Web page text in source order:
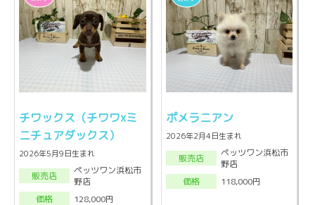
チワックス（チワワxミ
ニチュアダックス）
2026年5月9日生まれ
販売店
ペッツワン浜松市
野店
価格
128,000円
ポメラニアン
2026年2月4日生まれ
販売店
ペッツワン浜松市
野店
価格
118,000円